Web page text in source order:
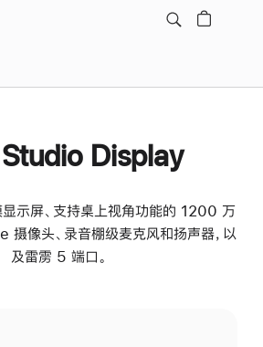
Display
示屏、支持桌上视角功能的 1200 万
像头、录音棚级麦克风和扬声器，以
及雷雳 5 端口。